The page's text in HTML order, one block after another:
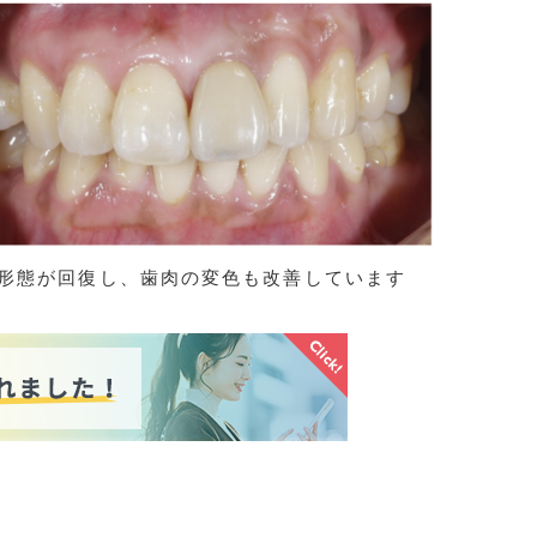
態が回復し、歯肉の変色も改善しています